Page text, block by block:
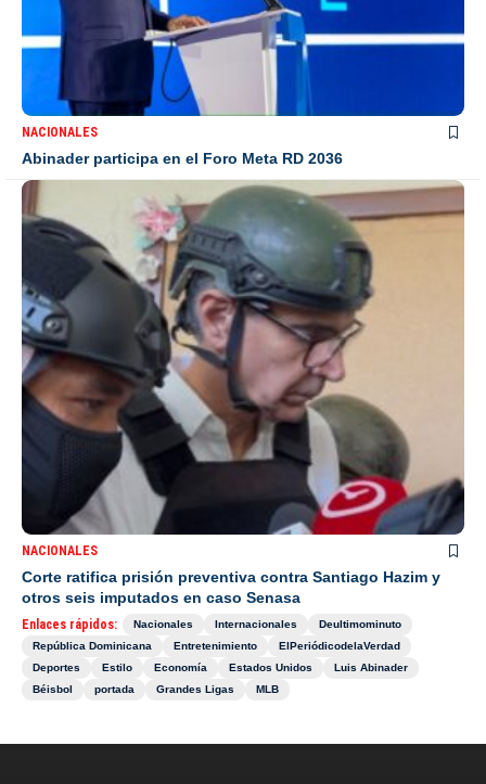
NACIONALES
Abinader participa en el Foro Meta RD 2036
NACIONALES
Corte ratifica prisión preventiva contra Santiago Hazim y
otros seis imputados en caso Senasa
Enlaces rápidos: Nacionales Internacionales
Deultimominuto
República Dominicana
Entretenimiento
ElPeriódicodelaVerdad
Deportes
Estilo Economía Estados Unidos
Luis Abinader
Béisbol
portada Grandes Ligas MLB